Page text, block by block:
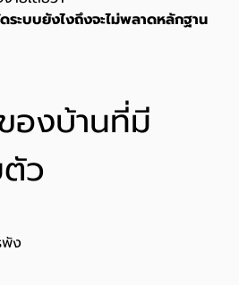
ะบบยังไงถึงจะไม่พลาดหลักฐาน
งบ้านที่มี
ว
พัง